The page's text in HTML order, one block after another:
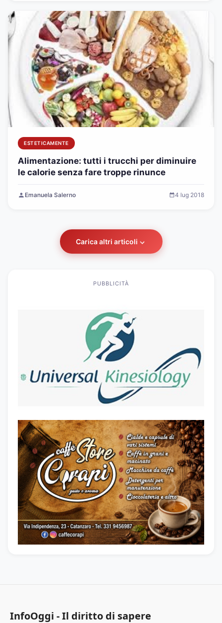
ESTETICAMENTE
Alimentazione: tutti i trucchi per diminuire
le calorie senza fare troppe rinunce
Emanuela Salerno 4 lug 2018
Carica altri articoli
PUBBLICITÀ
InfoOggi - Il diritto di sapere